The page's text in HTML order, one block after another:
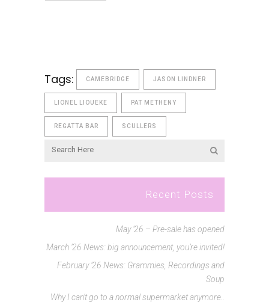
Tags: CAMEBRIDGE JASON LINDNER
LIONEL LIOUEKE PAT METHENY
REGATTA BAR SCULLERS
Recent Posts
May ’26 – Pre-sale has opened
March ’26 News: big announcement, you’re invited!
February ’26 News: Grammies, Recordings and
Soup
Why I can’t go to a normal supermarket anymore..